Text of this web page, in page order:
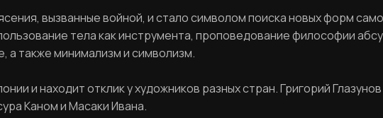
вызванные войной, и стало символом поиска новых форм
тела как инструмента, проповедование философии
а также минимализм и символизм.
и находит отклик у художников разных стран. Григорий
Каном и Масаки Ивана.